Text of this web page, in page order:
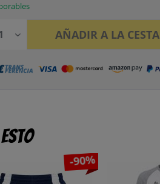
AÑADIR A LA CESTA
-90%